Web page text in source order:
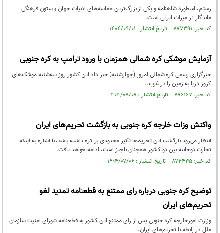
رستم، اسطوره شاهنامه و یکی از بزرگ‌ترین حماسه‌های ادبیات جهان و ستون فرهنگی
ماندگار در میراث ایرانی است.
کد خبر: ۸۷۷۳۹۱ تاریخ انتشار : ۱۴۰۴/۰۹/۰۱
آزمایش موشکی کره شمالی همزمان با ورود ترامپ به کره جنوبی
خبرگزاری رسمی کره شمالی امروز (چهارشنبه) خبر داد این کشور روز سه‌شنبه موشک‌های
کروز دریا به زمین را در غرب..
کد خبر: ۸۷۶۱۶۷ تاریخ انتشار : ۱۴۰۴/۰۸/۰۷
واکنش وزات خارجه کره جنوبی به بازگشت تحریم‌های ایران
انتظار می‌رود بازگشت این تحریم‌ها تأثیر محدودی بر کره داشته باشد، با اشاره به اینکه
تجارت دوجانبه بین دو کشور همچنان ناچیز است، ادامه خواهد یافت.
کد خبر: ۸۷۴۴۳۵ تاریخ انتشار : ۱۴۰۴/۰۷/۰۶
توضیح کره جنوبی درباره رای ممتنع به قطعنامه تمدید لغو
تحریم‌های ایران
وزارت امورخارجه کره جنوبی پس از رای ممتنع این کشور به قطعنامه شورای امنیت سازمان
ملل در رابطه با تحریم‌های ایران..